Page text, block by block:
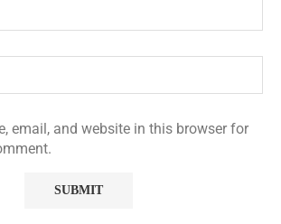
email, and website in this browser for